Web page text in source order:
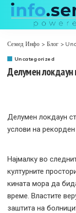
Семед Инфо > Блог >
Uncategorized
Делумен локдаун
Делумен локдаун
услови на
Најмалку во
културните
кината мора да
време. Властите
заштита на